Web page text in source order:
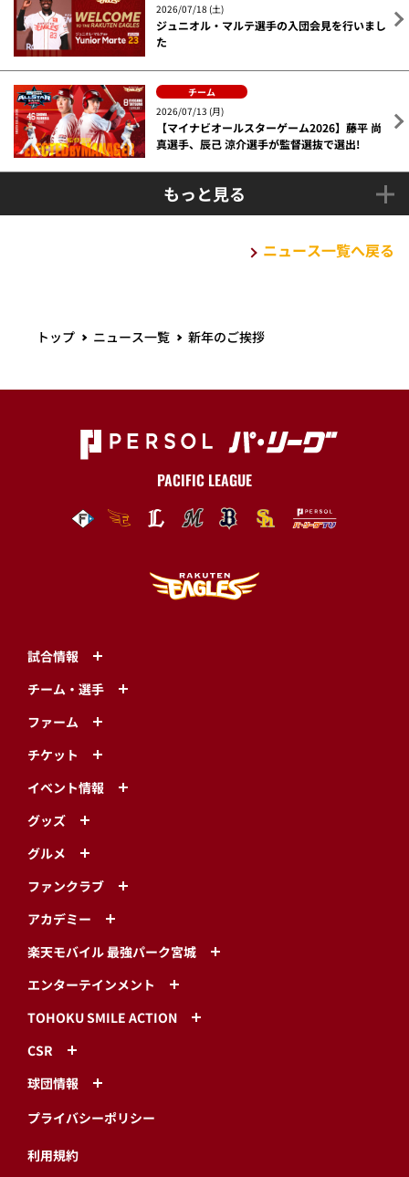
2026/07/18 (土)
ジュニオル・マルテ選手の入団会見を行いまし
た
チーム
2026/07/13 (月)
【マイナビオールスターゲーム2026】藤平 尚
真選手、辰己 涼介選手が監督選抜で選出!
もっと見る
ニュース一覧へ戻る
トップ ニュース一覧 新年のご挨拶
PACIFIC LEAGUE
試合情報
チーム・選手
ファーム
チケット
イベント情報
グッズ
グルメ
ファンクラブ
アカデミー
楽天モバイル 最強パーク宮城
エンターテインメント
TOHOKU SMILE ACTION
CSR
球団情報
プライバシーポリシー
利用規約